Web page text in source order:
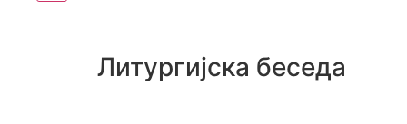
Литургијска беседа